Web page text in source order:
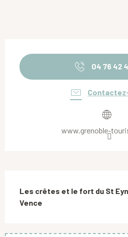
04 76 42
www.grenoble-
Les crêtes et le fort du St
Vence